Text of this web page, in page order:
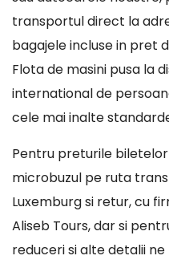
transportul direct la
bagajele incluse in pret
Flota de masini pusa la
international de
cele mai inalte
Pentru preturile
microbuzul pe ruta
Luxemburg si retur, cu
Aliseb Tours, dar si
reduceri si alte detalii